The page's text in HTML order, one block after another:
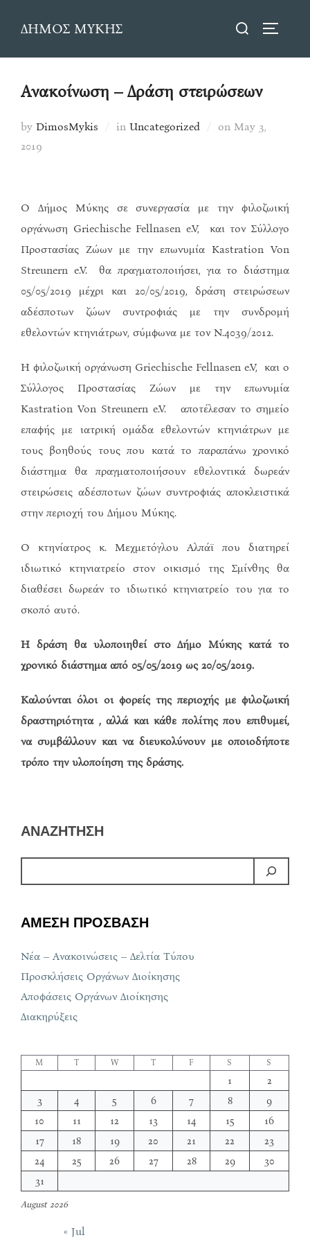
ΔΗΜΟΣ ΜΥΚΗΣ
Search
Ανακοίνωση – Δράση στειρώσεων
by DimosMykis in Uncategorized on Posted
May 3,
2019
Ο Δήμος Μύκης σε συνεργασία με την φιλοζωική
οργάνωση Griechische Fellnasen e.V, και τον Σύλλογο
Προστασίας Ζώων με την επωνυμία Kastration Von
Streunern e.V. θα πραγματοποιήσει, για το διάστημα
05/05/2019 μέχρι και 20/05/2019, δράση στειρώσεων
αδέσποτων ζώων συντροφιάς με την συνδρομή
εθελοντών κτηνιάτρων, σύμφωνα με τον Ν.4039/2012.
Η φιλοζωική οργάνωση Griechische Fellnasen e.V, και ο
Σύλλογος Προστασίας Ζώων με την επωνυμία
Kastration Von Streunern e.V. αποτέλεσαν το σημείο
επαφής με ιατρική ομάδα εθελοντών κτηνιάτρων με
τους βοηθούς τους που κατά το παραπάνω χρονικό
διάστημα θα πραγματοποιήσουν εθελοντικά δωρεάν
στειρώσεις αδέσποτων ζώων συντροφιάς αποκλειστικά
στην περιοχή του Δήμου Μύκης.
Ο κτηνίατρος κ. Μεχμετόγλου Αλπάϊ που διατηρεί
ιδιωτικό κτηνιατρείο στον οικισμό της Σμίνθης θα
διαθέσει δωρεάν το ιδιωτικό κτηνιατρείο του για το
σκοπό αυτό.
Η δράση θα υλοποιηθεί στο Δήμο Μύκης κατά το
χρονικό διάστημα από 05/05/2019 ως 20/05/2019.
Καλούνται όλοι οι φορείς της περιοχής με φιλοζωική
δραστηριότητα , αλλά και κάθε πολίτης που επιθυμεί,
να συμβάλλουν και να διευκολύνουν με οποιοδήποτε
τρόπο την υλοποίηση της δράσης.
ΑΝΑΖΗΤΗΣΗ
ΑΜΕΣΗ ΠΡΟΣΒΑΣΗ
Νέα – Ανακοινώσεις – Δελτία Τύπου
Προσκλήσεις Οργάνων Διοίκησης
Αποφάσεις Οργάνων Διοίκησης
Διακηρύξεις
August 2026
M T W T F S S
1
2
3
4 5 6 7 8
9
10
11 12 13 14 15
16
17
18 19 20 21 22
23
24
25 26 27 28 29
30
31
« Jul